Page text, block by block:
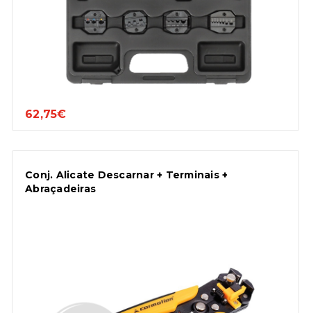
62,75€
Conj. Alicate Descarnar + Terminais +
Abraçadeiras